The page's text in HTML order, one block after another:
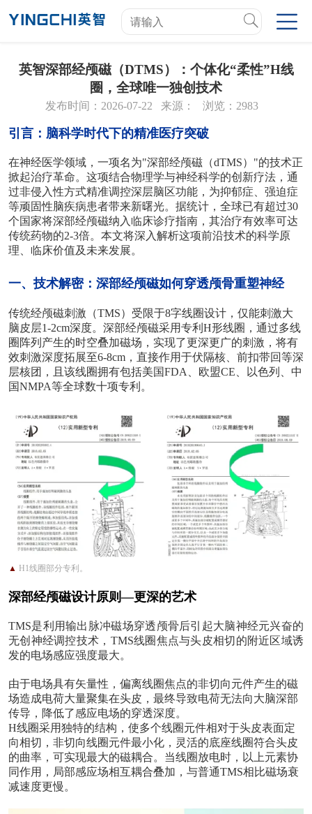
英智深部经颅磁（DTMS）：个体化“柔性”H线
圈，全球唯一独创技术
发布时间：2026-07-22 来源： 浏览：2983
引言：脑科学时代下的精准医疗突破
在神经医学领域，一项名为"深部经颅磁（dTMS）"的技术正
掀起治疗革命。这项结合物理学与神经科学的创新疗法，通
过非侵入性方式精准调控深层脑区功能，为抑郁症、强迫症
等顽固性脑疾病患者带来新曙光。据统计，全球已有超过30
个国家将深部经颅磁纳入临床诊疗指南，其治疗有效率可达
传统药物的2-3倍。本文将深入解析这项前沿技术的科学原
理、临床价值及未来发展。
一、技术解密：深部经颅磁如何穿透颅骨重塑神经
传统经颅磁刺激（TMS）受限于8字线圈设计，仅能刺激大
脑皮层1-2cm深度。深部经颅磁采用专利H形线圈，通过多线
圈阵列产生的时空叠加磁场，实现了更深更广的刺激 ， 将有
效刺激深度拓展至6-8cm，直接作用于伏隔核、前扣带回等深
层核团 ，且该线圈拥有包括美国FDA 、欧盟CE 、以色列、中
国NMPA等全球数十项专利 。
▲ H1线圈部分专利。
深部经颅磁设计原则 —更深的艺术
TMS是利用输出脉冲磁场穿透颅骨后引起大脑神经元兴奋的
无创神经调控技术，TMS线圈焦点与头皮相切的附近区域诱
发的电场感应强度最大。
由于电场具有矢量性，偏离线圈焦点的非切向元件产生的磁
场造成电荷大量聚集在头皮，最终导致电荷无法向大脑深部
传导，降低了感应电场的穿透深度。
H线圈采用独特的结构，使多个线圈元件相对于头皮表面定
向相切，非切向线圈元件最小化，灵活的底座线圈符合头皮
的曲率，可实现最大的磁耦合。当线圈放电时，以上元素协
同作用，局部感应场相互耦合叠加，与普通TMS相比磁场衰
减速度更慢。